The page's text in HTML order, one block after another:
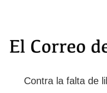
Contra la falta de